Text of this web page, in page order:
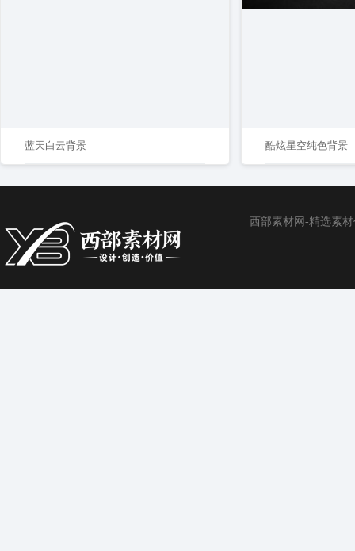
蓝天白云背景 酷炫星空纯色背景
西部素材网-精选素